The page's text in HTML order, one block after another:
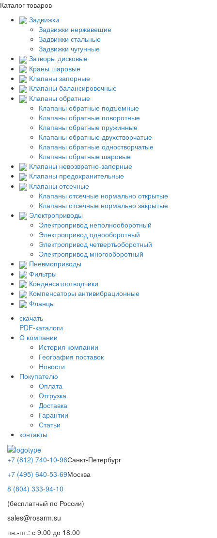
Каталог товаров
Задвижки
Задвижки нержавещие
Задвижки стальные
Задвижки чугунные
Затворы дисковые
Краны шаровые
Клапаны запорные
Клапаны балансировочные
Клапаны обратные
Клапаны обратные подъемные
Клапаны обратные поворотные
Клапаны обратные пружинные
Клапаны обратные двухстворчатые
Клапаны обратные одностворчатые
Клапаны обратные шаровые
Клапаны невозвратно-запорные
Клапаны предохранительные
Клапаны отсечные
Клапаны отсечные нормально открытые
Клапаны отсечные нормально закрытые
Электроприводы
Электропривод неполнооборотный
Электропривод однооборотный
Электропривод четвертьоборотный
Электропривод многооборотный
Пневмоприводы
Фильтры
Конденсатоотводчики
Компенсаторы антивибрационные
Фланцы
скачать
PDF-каталоги
О компании
История компании
География поставок
Новости
Покупателю
Оплата
Отгрузка
Доставка
Гарантии
Статьи
контакты
+7 (812) 740-10-96Санкт-Петербург
+7 (495) 640-53-69Москва
8 (804) 333-94-10
(бесплатный по России)
sales@rosarm.su
пн.-пт.: с 9.00 до 18.00